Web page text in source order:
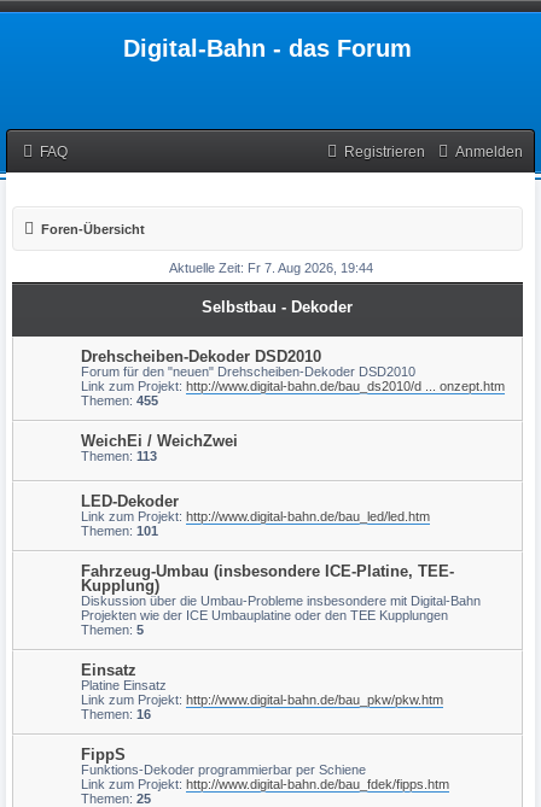
Digital-Bahn - das Forum
FAQ Anmelden
Registrieren
Foren-Übersicht
Aktuelle Zeit: Fr 7. Aug 2026, 19:44
Selbstbau - Dekoder
Drehscheiben-Dekoder DSD2010
Forum für den "neuen" Drehscheiben-Dekoder DSD2010
Link zum Projekt: http://www.digital-bahn.de/bau_ds2010/d ... onzept.htm
Themen: 455
WeichEi / WeichZwei
Themen: 113
LED-Dekoder
Link zum Projekt: http://www.digital-bahn.de/bau_led/led.htm
Themen: 101
Fahrzeug-Umbau (insbesondere ICE-Platine, TEE-
Kupplung)
Diskussion über die Umbau-Probleme insbesondere mit Digital-Bahn
Projekten wie der ICE Umbauplatine oder den TEE Kupplungen
Themen: 5
Einsatz
Platine Einsatz
Link zum Projekt: http://www.digital-bahn.de/bau_pkw/pkw.htm
Themen: 16
FippS
Funktions-Dekoder programmierbar per Schiene
Link zum Projekt: http://www.digital-bahn.de/bau_fdek/fipps.htm
Themen: 25